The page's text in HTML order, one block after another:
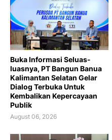
Buka Informasi Seluas-
luasnya, PT Bangun Banua
Kalimantan Selatan Gelar
Dialog Terbuka Untuk
Kembalikan Kepercayaan
Publik
August 06, 2026